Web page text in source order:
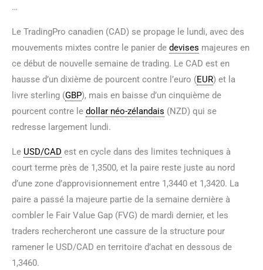
…
Le TradingPro canadien (CAD) se propage le lundi, avec des
mouvements mixtes contre le panier de devises majeures en
ce début de nouvelle semaine de trading. Le CAD est en
hausse d’un dixième de pourcent contre l’euro (EUR) et la
livre sterling (GBP), mais en baisse d’un cinquième de
pourcent contre le dollar néo-zélandais (NZD) qui se
redresse largement lundi.
Le USD/CAD est en cycle dans des limites techniques à
court terme près de 1,3500, et la paire reste juste au nord
d’une zone d’approvisionnement entre 1,3440 et 1,3420. La
paire a passé la majeure partie de la semaine dernière à
combler le Fair Value Gap (FVG) de mardi dernier, et les
traders rechercheront une cassure de la structure pour
ramener le USD/CAD en territoire d’achat en dessous de
1,3460.